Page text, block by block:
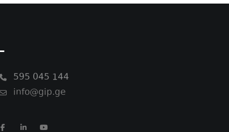
595 045 144
info@gip.ge